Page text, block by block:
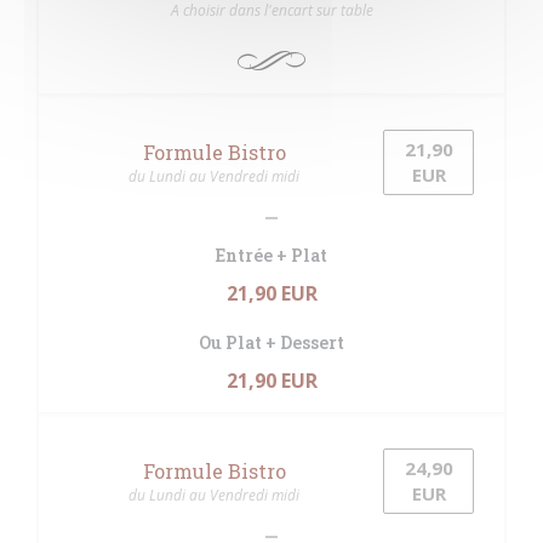
A choisir dans l'encart sur table
Formule Bistro
du Lundi au Vendredi midi
21,90
EUR
Entrée + Plat
21,90 EUR
Ou Plat + Dessert
21,90 EUR
Formule Bistro
du Lundi au Vendredi midi
24,90
EUR